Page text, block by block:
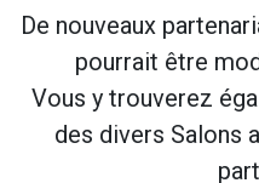
De nouveaux
pourrait être
Vous y trouverez
des divers Salons